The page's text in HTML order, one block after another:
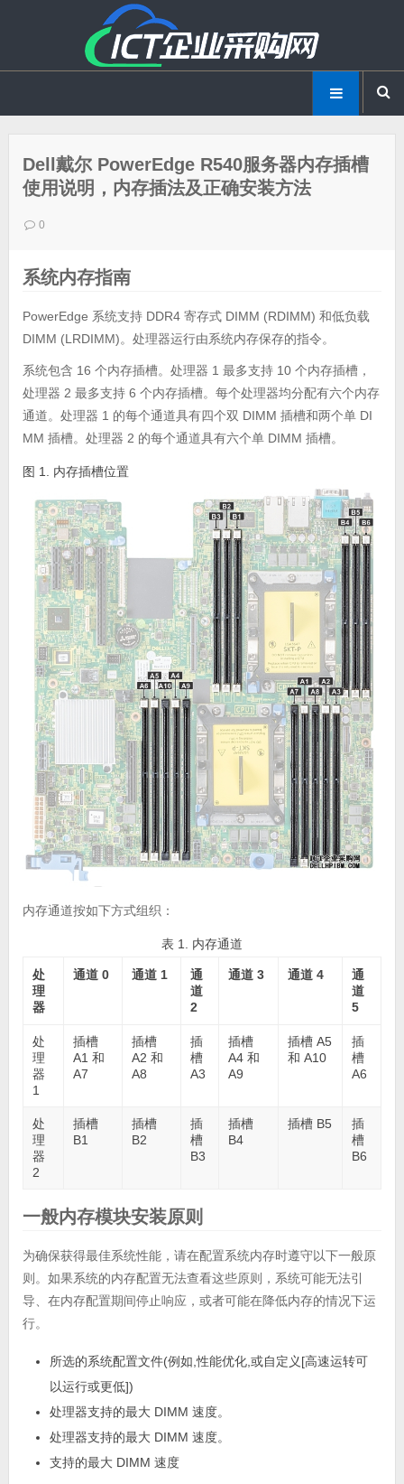
Dell戴尔 PowerEdge R540服务器内存插槽
使用说明，内存插法及正确安装方法
0
系统内存指南
PowerEdge 系统支持 DDR4 寄存式 DIMM (RDIMM) 和低负载
DIMM (LRDIMM)。处理器运行由系统内存保存的指令。
系统包含 16 个内存插槽。处理器 1 最多支持 10 个内存插槽，
处理器 2 最多支持 6 个内存插槽。每个处理器均分配有六个内存
通道。处理器 1 的每个通道具有四个双 DIMM 插槽和两个单 DI
MM 插槽。处理器 2 的每个通道具有六个单 DIMM 插槽。
图 1. 内存插槽位置
内存通道按如下方式组织：
表 1. 内存通道
处
理
器
通道 0 通道 1
通
道
2
通道 3 通道 4
通
道
5
处
理
器
1
插槽
A1 和
A7
插槽
A2 和
A8
插
槽
A3
插槽
A4 和
A9
插槽 A5
和 A10
插
槽
A6
处
理
器
2
插槽
B1
插槽
B2
插
槽
B3
插槽
B4
插槽 B5
插
槽
B6
一般内存模块安装原则
为确保获得最佳系统性能，请在配置系统内存时遵守以下一般原
则。如果系统的内存配置无法查看这些原则，系统可能无法引
导、在内存配置期间停止响应，或者可能在降低内存的情况下运
行。
所选的系统配置文件(例如,性能优化,或自定义[高速运转可
以运行或更低])
处理器支持的最大 DIMM 速度。
处理器支持的最大 DIMM 速度。
支持的最大 DIMM 速度